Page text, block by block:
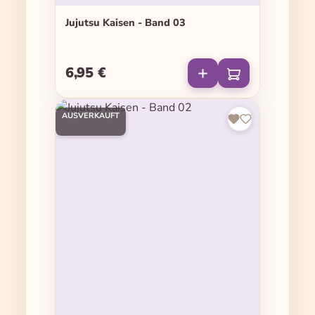
Jujutsu Kaisen - Band 03
Regulärer Preis:
6,95 €
AUSVERKAUFT